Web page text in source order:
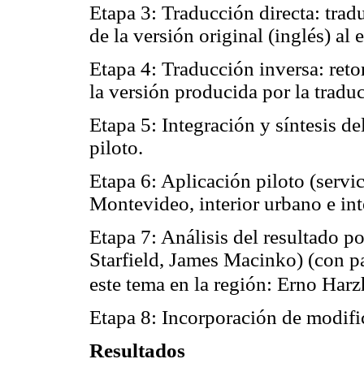
Etapa 3: Traducción directa:
de la versión original (inglés) al
Etapa 4: Traducción inversa:
la versión producida por la
Etapa 5: Integración y síntesis
piloto.
Etapa 6: Aplicación piloto
Montevideo, interior urbano e
Etapa 7: Análisis del resultado
Starfield, James Macinko) (con
este tema en la región: Erno
Etapa 8: Incorporación de
Resultados